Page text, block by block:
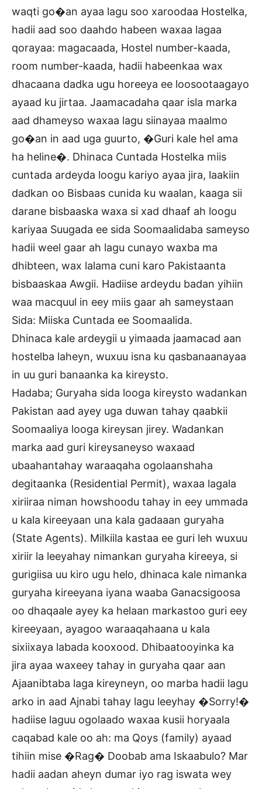
waqti go�an ayaa lagu soo xaroodaa Hostelka,
hadii aad soo daahdo habeen waxaa lagaa
qorayaa: magacaada, Hostel number-kaada,
room number-kaada, hadii habeenkaa wax
dhacaana dadka ugu horeeya ee loosootaagayo
ayaad ku jirtaa. Jaamacadaha qaar isla marka
aad dhameyso waxaa lagu siinayaa maalmo
go�an in aad uga guurto, �Guri kale hel ama
ha heline�. Dhinaca Cuntada Hostelka miis
cuntada ardeyda loogu kariyo ayaa jira, laakiin
dadkan oo Bisbaas cunida ku waalan, kaaga sii
darane bisbaaska waxa si xad dhaaf ah loogu
kariyaa Suugada ee sida Soomaalidaba sameyso
hadii weel gaar ah lagu cunayo waxba ma
dhibteen, wax lalama cuni karo Pakistaanta
bisbaaskaa Awgii. Hadiise ardeydu badan yihiin
waa macquul in eey miis gaar ah sameystaan
Sida: Miiska Cuntada ee Soomaalida.
Dhinaca kale ardeygii u yimaada jaamacad aan
hostelba laheyn, wuxuu isna ku qasbanaanayaa
in uu guri banaanka ka kireysto.
Hadaba; Guryaha sida looga kireysto wadankan
Pakistan aad ayey uga duwan tahay qaabkii
Soomaaliya looga kireysan jirey. Wadankan
marka aad guri kireysaneyso waxaad
ubaahantahay waraaqaha ogolaanshaha
degitaanka (Residential Permit), waxaa lagala
xiriiraa niman howshoodu tahay in eey ummada
u kala kireeyaan una kala gadaaan guryaha
(State Agents). Milkiila kastaa ee guri leh wuxuu
xiriir la leeyahay nimankan guryaha kireeya, si
gurigiisa uu kiro ugu helo, dhinaca kale nimanka
guryaha kireeyana iyana waaba Ganacsigoosa
oo dhaqaale ayey ka helaan markastoo guri eey
kireeyaan, ayagoo waraaqahaana u kala
sixiixaya labada kooxood. Dhibaatooyinka ka
jira ayaa waxeey tahay in guryaha qaar aan
Ajaanibtaba laga kireyneyn, oo marba hadii lagu
arko in aad Ajnabi tahay lagu leeyhay �Sorry!�
hadiise laguu ogolaado waxaa kusii horyaala
caqabad kale oo ah: ma Qoys (family) ayaad
tihiin mise �Rag� Doobab ama Iskaabulo? Mar
hadii aadan aheyn dumar iyo rag iswata wey